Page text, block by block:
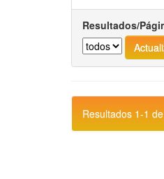
Resultados/
Resultados 1-1